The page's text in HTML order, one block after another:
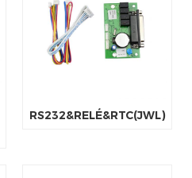
RS232&RELÉ&RTC(JWL)